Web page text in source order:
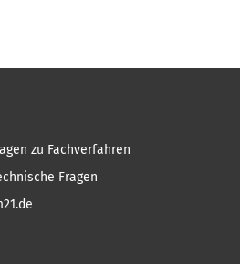
zu Fachverfahren
Fragen